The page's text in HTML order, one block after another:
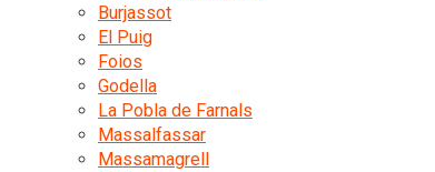
Burjassot
El Puig
Foios
Godella
La Pobla de Farnals
Massalfassar
Massamagrell